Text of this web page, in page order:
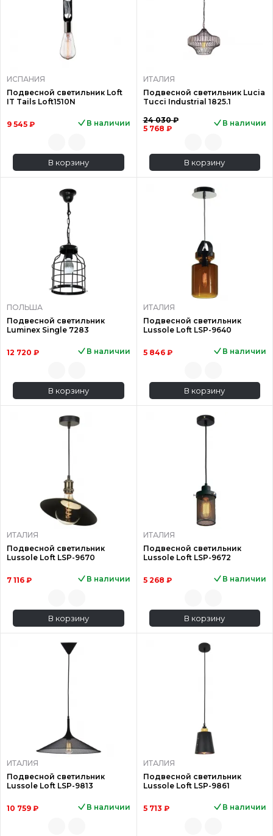
ИСПАНИЯ
Подвесной светильник Loft
IT Tails Loft1510N
9 545 ₽ В наличии
В корзину
ИТАЛИЯ
Подвесной светильник Lucia
Tucci Industrial 1825.1
24 030 ₽
5 768 ₽
В наличии
В корзину
ПОЛЬША
Подвесной светильник
Luminex Single 7283
12 720 ₽ В наличии
В корзину
ИТАЛИЯ
Подвесной светильник
Lussole Loft LSP-9640
5 846 ₽ В наличии
В корзину
ИТАЛИЯ
Подвесной светильник
Lussole Loft LSP-9670
7 116 ₽ В наличии
В корзину
ИТАЛИЯ
Подвесной светильник
Lussole Loft LSP-9672
5 268 ₽ В наличии
В корзину
ИТАЛИЯ
Подвесной светильник
Lussole Loft LSP-9813
10 759 ₽ В наличии
ИТАЛИЯ
Подвесной светильник
Lussole Loft LSP-9861
5 713 ₽ В наличии